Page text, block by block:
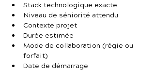
Stack technologique exacte
Niveau de séniorité attendu
Contexte projet
Durée estimée
Mode de collaboration (régie ou
forfait)
Date de démarrage